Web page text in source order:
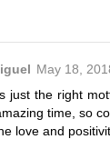
May 18,
just the right
time, so
love and